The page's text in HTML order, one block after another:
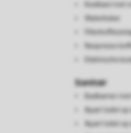
Koelkast met
Waterkoker
Nespresso
Elektrische
Sanitair
Badkamer
Apart toilet op
Apart toilet